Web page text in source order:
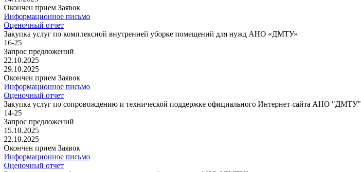
Окончен прием Заявок
Информационное письмо
Оценочный отчет
Закупка услуг по комплексной внутренней уборке помещений для нужд АНО «ДМТУ»
16-25
Запрос предложений
22.10.2025
29.10.2025
Окончен прием Заявок
Информационное письмо
Оценочный отчет
Закупка услуг по сопровождению и технической поддержке официального Интернет-сайта АНО "ДМТУ"
14-25
Запрос предложений
15.10.2025
22.10.2025
Окончен прием Заявок
Информационное письмо
Оценочный отчет